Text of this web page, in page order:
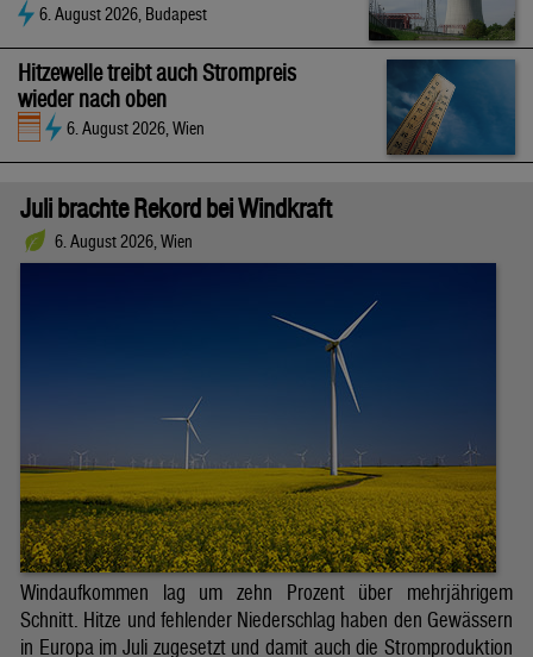
6. August 2026, Budapest
Hitzewelle treibt auch Strompreis
wieder nach oben
6. August 2026, Wien
Juli brachte Rekord bei Windkraft
6. August 2026, Wien
Windaufkommen lag um zehn Prozent über mehrjährigem
Schnitt. Hitze und fehlender Niederschlag haben den Gewässern
in Europa im Juli zugesetzt und damit auch die Stromproduktion